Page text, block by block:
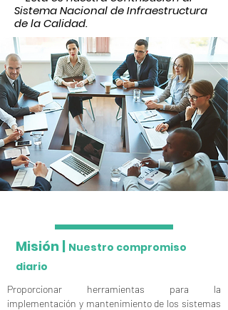
Misión | Nuestro compromiso
diario
Proporcionar herramientas para la
implementación y mantenimiento de los sistemas
Sistema Nacional de Infraestructura
de la Calidad.